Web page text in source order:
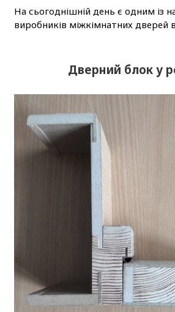
На сьогоднішній день є одним із
виробників міжкімнатних дверей в
Дверний блок у